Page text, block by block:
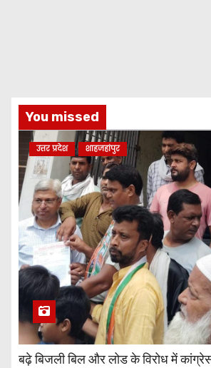
You missed
उत्तर प्रदेश शाहजहांपुर
बढ़े बिजली बिल और लोड के विरोध में